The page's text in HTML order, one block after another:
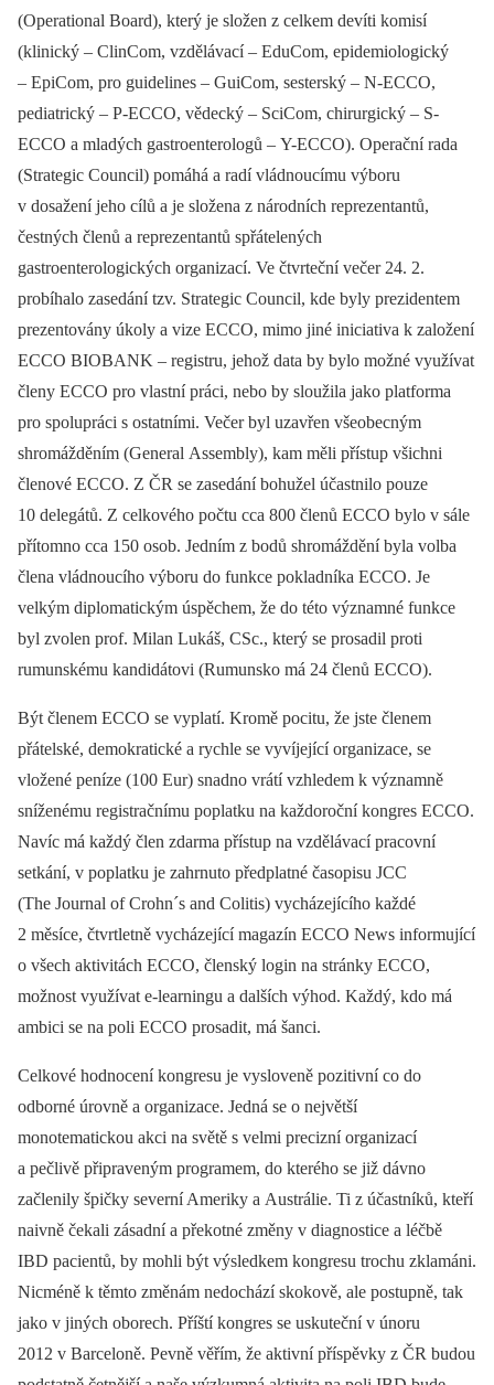
(Operational Board), který je složen z celkem devíti komisí
(klinický –⁠ ClinCom, vzdělávací –⁠ EduCom, epidemiologický
–⁠ EpiCom, pro guidelines –⁠ GuiCom, sesterský –⁠ N-ECCO,
pediatrický –⁠ P-ECCO, vědecký –⁠ SciCom, chirurgický –⁠ S-
ECCO a mladých gastroenterologů –⁠ Y-ECCO). Operační rada
(Strategic Council) pomáhá a radí vládnoucímu výboru
v dosažení jeho cílů a je složena z národních reprezentantů,
čestných členů a reprezentantů spřátelených
gastroenterologických organizací. Ve čtvrteční večer 24. 2.
probíhalo zasedání tzv. Strategic Council, kde byly prezidentem
prezentovány úkoly a vize ECCO, mimo jiné iniciativa k založení
ECCO BIOBANK –⁠ registru, jehož data by bylo možné využívat
členy ECCO pro vlastní práci, nebo by sloužila jako platforma
pro spolupráci s ostatními. Večer byl uzavřen všeobecným
shromážděním (­General Assembly), kam měli přístup všichni
členové ECCO. Z ČR se zasedání bohužel účastnilo pouze
10 delegátů. Z celkového počtu cca 800 členů ECCO bylo v sále
přítomno cca 150 osob. Jedním z bodů shromáždění byla volba
člena vládnoucího výboru do funkce pokladníka ECCO. Je
velkým diplomatickým úspěchem, že do této významné funkce
byl zvolen prof. Milan Lukáš, CSc., který se prosadil proti
rumunskému kandidátovi (Rumunsko má 24 členů ECCO).
Být členem ECCO se vyplatí. Kromě pocitu, že jste členem
přátelské, demokratické a rychle se vyvíjející organizace, se
vložené peníze (100 Eur) snadno vrátí vzhledem k významně
sníženému registračnímu poplatku na každoroční kongres ECCO.
Navíc má každý člen zdarma přístup na vzdělávací pracovní
setkání, v poplatku je zahrnuto předplatné časopisu JCC
(The Journal of Crohn´s and Colitis) vycházejícího každé
2 měsíce, čtvrtletně vycházející magazín ECCO News informující
o všech aktivitách ECCO, členský login na stránky ECCO,
možnost využívat e-learningu a dalších výhod. Každý, kdo má
ambici se na poli ECCO prosadit, má šanci.
Celkové hodnocení kongresu je vysloveně pozitivní co do
odborné úrovně a organizace. Jedná se o největší
monotematickou akci na světě s velmi precizní organizací
a pečlivě připraveným programem, do kterého se již dávno
začlenily špičky severní Ameriky a Austrálie. Ti z účastníků, kteří
naivně čekali zásadní a překotné změny v diagnostice a léčbě
IBD pacientů, by mohli být výsledkem kongresu trochu zklamáni.
Nicméně k těmto změnám nedochází skokově, ale postupně, tak
jako v jiných oborech. Příští kongres se uskuteční v únoru
2012 v Barceloně. Pevně věřím, že aktivní příspěvky z ČR budou